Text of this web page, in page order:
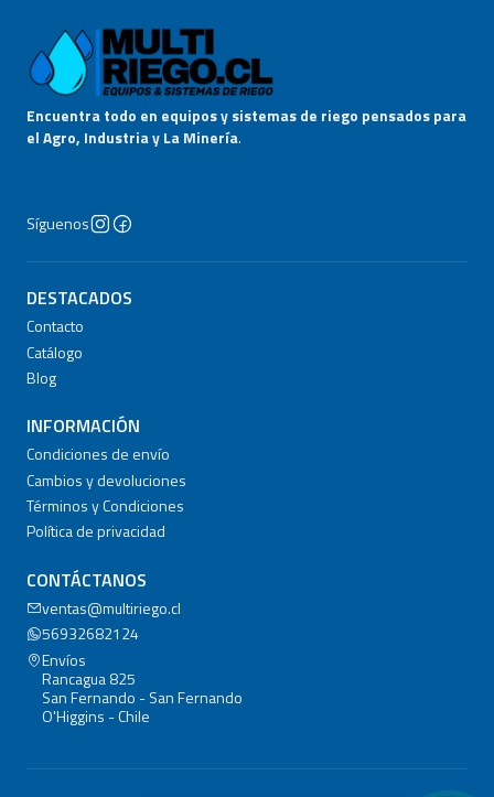
Encuentra todo en equipos y sistemas de riego pensados para
el Agro, Industria y La Minería.
Síguenos
DESTACADOS
Contacto
Catálogo
Blog
INFORMACIÓN
Condiciones de envío
Cambios y devoluciones
Términos y Condiciones
Política de privacidad
CONTÁCTANOS
ventas@multiriego.cl
56932682124
Envíos
Rancagua 825
San Fernando - San Fernando
O'Higgins - Chile